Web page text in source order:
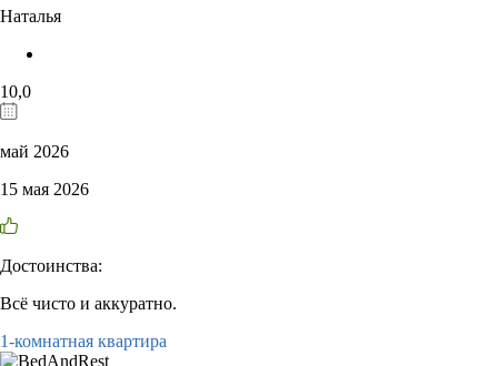
Наталья
10,0
май 2026
15 мая 2026
Достоинства:
Всё чисто и аккуратно.
1-комнатная квартира